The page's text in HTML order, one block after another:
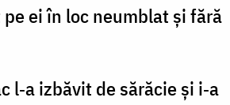
ei în loc neumblat și fără
l‑a izbăvit de sărăcie și i‑a